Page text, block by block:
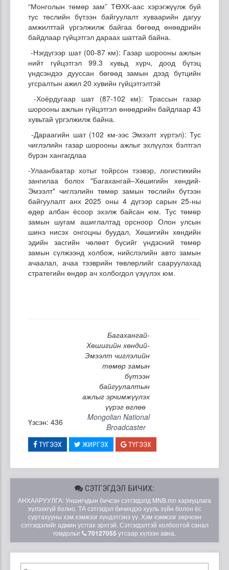
“Монголын төмөр зам” ТӨХК-аас хэрэгжүүлж буй
тус төслийн бүтээн байгуулалт хуваарийн дагуу
амжилттай үргэлжилж байгаа бөгөөд өнөөдрийн
байдлаар гүйцэтгэл дараах шаттай байна.
-Нэгдүгээр шат (00-87 км): Газар шорооны ажлын
нийт гүйцэтгэл 99.3 хувьд хүрч, доод бүтэц
үндсэндээ дууссан бөгөөд замын дээд бүтцийн
угсралтын ажил 20 хувийн гүйцэтгэлтэй
-Хоёрдугаар шат (87-102 км): Трассын газар
шорооны ажлын гүйцэтгэл өнөөдрийн байдлаар 43
хувьтай үргэлжилж байна.
-Дараагийн шат (102 км-ээс Эмээлт хүртэл): Тус
чиглэлийн газар шорооны ажлыг эхлүүлэх бэлтгэл
бүрэн хангагдлаа
-Улаанбаатар хотыг тойрсон тээвэр, логистикийн
зангилаа болох "Багахангай–Хөшигийн хөндий-
Эмээлт" чиглэлийн төмөр замын төслийн бүтээн
байгуулалт анх 2025 оны 4 дүгээр сарын 25-ны
өдөр албан ёсоор эхэлж байсан юм. Тус төмөр
замын шугам ашиглалтад орсноор Олон улсын
шинэ нисэх онгоцны буудал, Хөшигийн хөндийн
эдийн засгийн чөлөөт бүсийг үндэсний төмөр
замын сүлжээнд холбож, нийслэлийн авто замын
ачаалал, ачаа тээврийн төвлөрлийг сааруулахад
стратегийн өндөр ач холбогдол үзүүлэх юм.
Багахангай-
Хөшигийн хөндий-
Эмээлт чиглэлийн
төмөр замын
бүтээн
байгуулалтын
ажлыг эрчимжүүлэх
үүрэг өглөө
Үзсэн: 436
Mongolian National
Broadcaster
ТҮГЭЭХ ЖИРГЭХ ТҮГЭЭХ
СЭТГЭГДЭЛ БИЧИХ:
АНХААРУУЛГА: Уншигчдын бичсэн сэтгэгдэлд MNB.mn хариуцлага
хүлээхгүй болно. ТА сэтгэгдэл бичихдээ хууль зүйн болон ёс
суртахууны хэм хэмжээг хүндэтгэнэ үү. Хэм хэмжээг зөрчсөн
сэтгэгдэлийг админ устгах эрхтэй. Сэтгэгдэлтэй холбоотой санал
гомдолыг
70127055 утсаар хүлээн авна.